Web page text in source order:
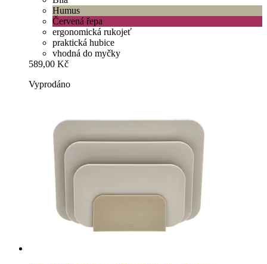
Humus
Červená řepa
ergonomická rukojeť
praktická hubice
vhodná do myčky
589,00 Kč
Vyprodáno